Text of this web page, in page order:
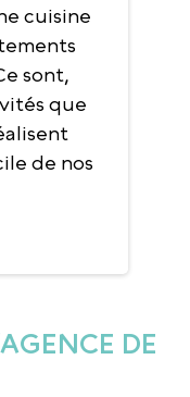
cuisine
sont,
que
de nos
DE